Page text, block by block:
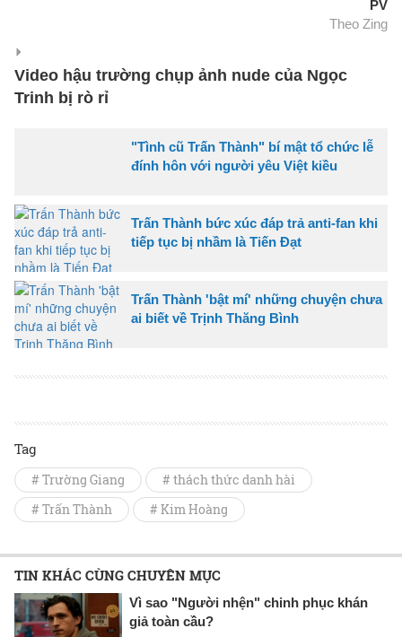
PV
Theo Zing
Video hậu trường chụp ảnh nude của Ngọc
Trinh bị rò rỉ
"Tình cũ Trấn Thành" bí mật tổ chức lễ
đính hôn với người yêu Việt kiều
Trấn Thành bức xúc đáp trả anti-fan khi
tiếp tục bị nhầm là Tiến Đạt
Trấn Thành 'bật mí' những chuyện chưa
ai biết về Trịnh Thăng Bình
Tag
# Trường Giang
# thách thức danh hài
# Trấn Thành
# Kim Hoàng
TIN KHÁC CÙNG CHUYÊN MỤC
Vì sao "Người nhện" chinh phục khán
giả toàn cầu?